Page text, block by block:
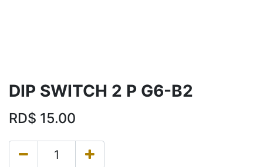
DIP SWITCH 2 P G6-B2
RD$ 15.00